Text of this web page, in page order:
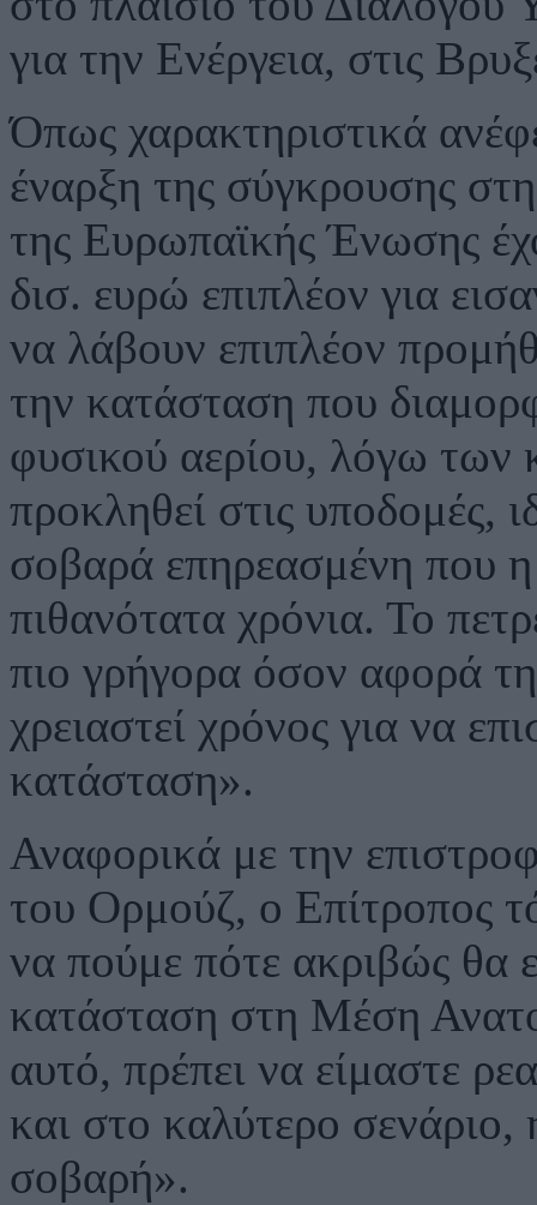
για την Ενέργεια, στις
Όπως χαρακτηριστικά
έναρξη της σύγκρουσης
της Ευρωπαϊκής Ένωσης
δισ. ευρώ επιπλέον για
να λάβουν επιπλέον
την κατάσταση που
φυσικού αερίου, λόγω
προκληθεί στις υποδομές,
σοβαρά επηρεασμένη που
πιθανότατα χρόνια. Το
πιο γρήγορα όσον αφορά
χρειαστεί χρόνος για να
κατάσταση».
Αναφορικά με την
του Ορμούζ, ο Επίτροπος
να πούμε πότε ακριβώς θα
κατάσταση στη Μέση
αυτό, πρέπει να είμαστε
και στο καλύτερο
σοβαρή».